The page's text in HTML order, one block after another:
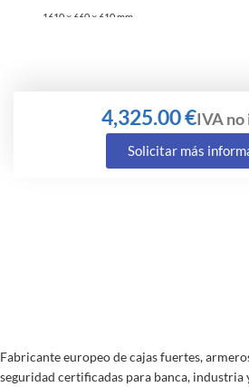
1610 × 660 × 610 mm
€
Solicitar más
Fabricante europeo de cajas fuertes,
seguridad certificadas para banca,